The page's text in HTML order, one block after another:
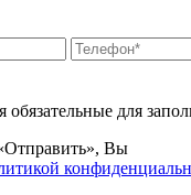
обязательные для
Вы